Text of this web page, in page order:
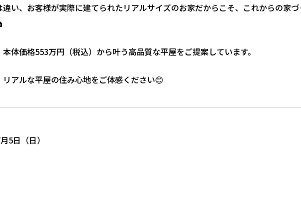
い、お客様が実際に建てられたリアルサイズのお家だからこそ、これからの家
体価格553万円（税込）から叶う高品質な平屋をご提案しています。
アルな平屋の住み心地をご体感ください😊
5日（日）